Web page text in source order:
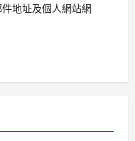
地址及個人網站網